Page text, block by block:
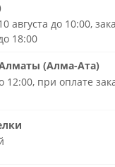
августа до 10:00,
18:00
(Алма-Ата)
12:00, при оплате